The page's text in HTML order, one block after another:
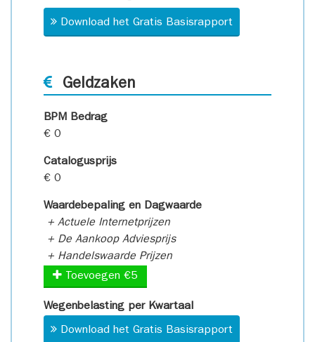
Download het Gratis Basisrapport
Geldzaken
BPM Bedrag
€ 0
Catalogusprijs
€ 0
Waardebepaling en Dagwaarde
+ Actuele Internetprijzen
+ De Aankoop Adviesprijs
+ Handelswaarde Prijzen
Toevoegen €5
Wegenbelasting per Kwartaal
Download het Gratis Basisrapport